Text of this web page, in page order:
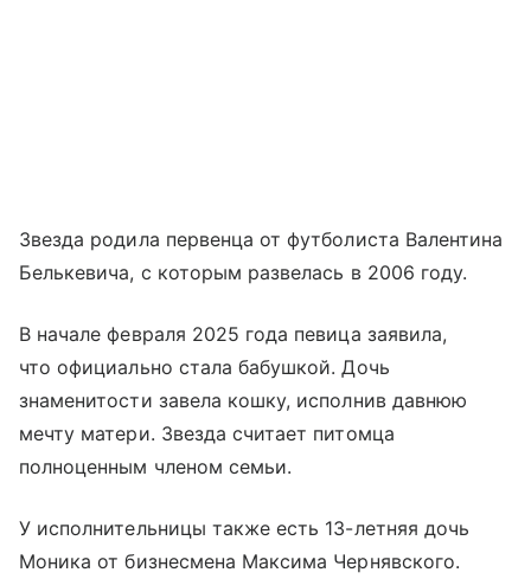
Звезда родила первенца от футболиста Валентина
Белькевича, с которым развелась в 2006 году.
В начале февраля 2025 года певица заявила,
что официально стала бабушкой. Дочь
знаменитости завела кошку, исполнив давнюю
мечту матери. Звезда считает питомца
полноценным членом семьи.
У исполнительницы также есть 13-летняя дочь
Моника от бизнесмена Максима Чернявского.